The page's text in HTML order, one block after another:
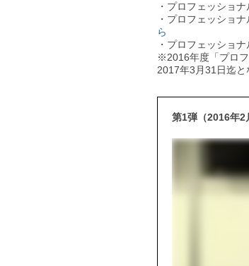
・プロフェッショ
・プロフェッショ
ら
・プロフェッショ
※2016年度「プロフ
2017年3月31日迄と
第1弾（2016年2